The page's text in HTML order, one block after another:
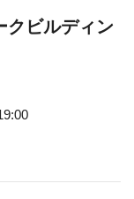
クビルディン